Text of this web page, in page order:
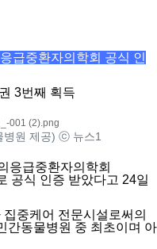
급중환자의학회 공식 인
3번째 획득
병원 제공) ⓒ 뉴스1
응급중환자의학회
공식 인증 받았다고 24일
중케어 전문시설로써의
간동물병원 중 최초이며 아